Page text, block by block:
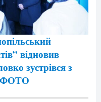
відновив
зустрівся з
ФОТО